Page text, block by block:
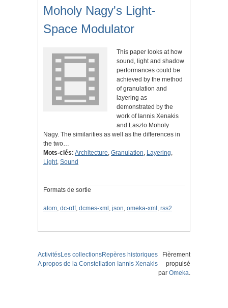
Moholy Nagy's Light-
Space Modulator
This paper looks at how
sound, light and shadow
performances could be
achieved by the method
of granulation and
layering as
demonstrated by the
work of Iannis Xenakis
and Laszlo Moholy
Nagy. The similarities as well as the differences in
the two…
Mots-clés: Architecture, Granulation, Layering,
Light, Sound
Formats de sortie
atom, dc-rdf, dcmes-xml , json, omeka-xml , rss2
ActivitésLes collectionsRepères historiques
A propos de la Constellation Iannis Xenakis
Fièrement
propulsé
par Omeka.